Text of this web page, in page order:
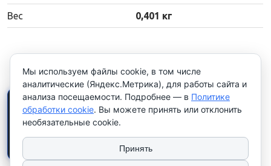
Вес 0,401 кг
Мы используем файлы cookie, в том числе
аналитические (Яндекс.Метрика), для работы сайта и
анализа посещаемости. Подробнее — в Политике
обработки cookie. Вы можете принять или отклонить
необязательные cookie.
Принять
×
Работаем только с
юридическими лицами и
индивидуальными
предпринимателями. Цены